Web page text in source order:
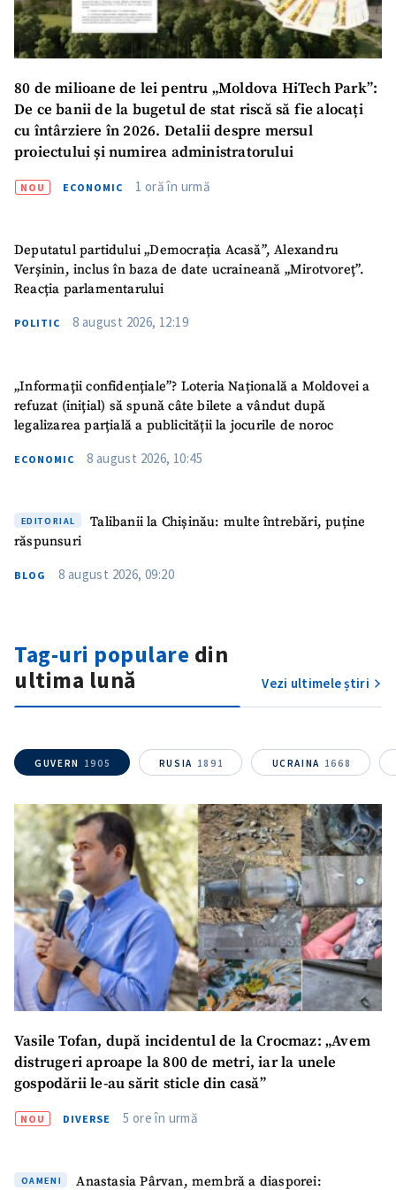
80 de milioane de lei pentru „Moldova HiTech Park”:
De ce banii de la bugetul de stat riscă să fie alocați
cu întârziere în 2026. Detalii despre mersul
proiectului și numirea administratorului
NOU ECONOMIC 1 oră în urmă
Deputatul partidului „Democrația Acasă”, Alexandru
Verșinin, inclus în baza de date ucraineană „Mirotvoreț”.
Reacția parlamentarului
POLITIC 8 august 2026, 12:19
„Informații confidențiale”? Loteria Națională a Moldovei a
refuzat (inițial) să spună câte bilete a vândut după
legalizarea parțială a publicității la jocurile de noroc
ECONOMIC 8 august 2026, 10:45
EDITORIAL
Talibanii la Chișinău: multe întrebări, puține
răspunsuri
BLOG 8 august 2026, 09:20
Tag-uri populare din
ultima lună
Vezi ultimele știri
GUVERN 1905 RUSIA 1891 UCRAINA 1668
Vasile Tofan, după incidentul de la Crocmaz: „Avem
distrugeri aproape la 800 de metri, iar la unele
gospodării le-au sărit sticle din casă”
NOU DIVERSE 5 ore în urmă
OAMENI Anastasia Pârvan, membră a diasporei:
Email+ Emailul meu
Telefon
+ Telefon personal
Am citit și sunt de
acord cupolitica de
confidențialitate.
TRIMITE ȘTIREA